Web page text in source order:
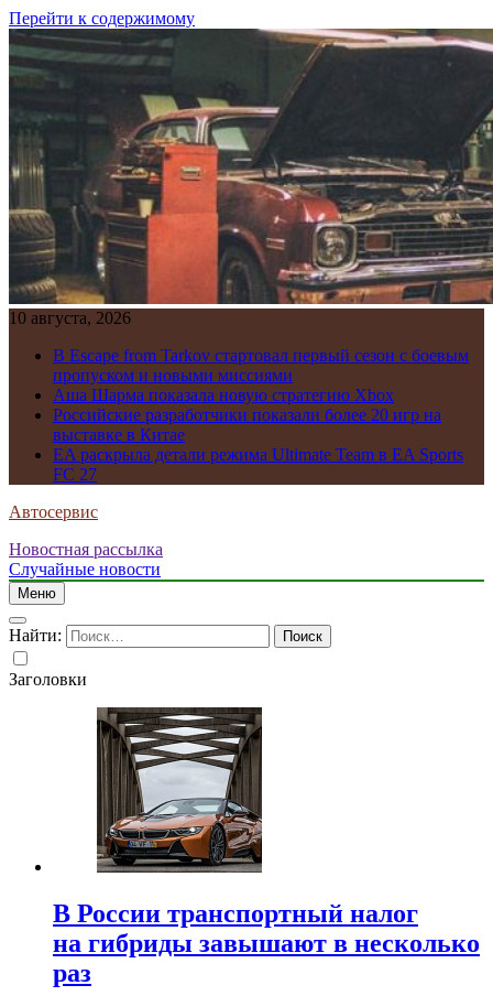
Перейти к содержимому
10 августа, 2026
В Escape from Tarkov стартовал первый сезон с боевым
пропуском и новыми миссиями
Аша Шарма показала новую стратегию Xbox
Российские разработчики показали более 20 игр на
выставке в Китае
EA раскрыла детали режима Ultimate Team в EA Sports
FC 27
Автосервис
Новостная рассылка
Случайные новости
Меню
Найти:
Заголовки
В России транспортный налог
на гибриды завышают в несколько
раз